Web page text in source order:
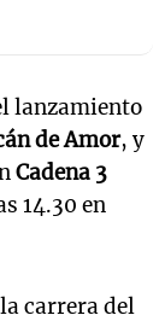
lanzamiento
de Amor, y
Cadena 3
14.30 en
carrera del